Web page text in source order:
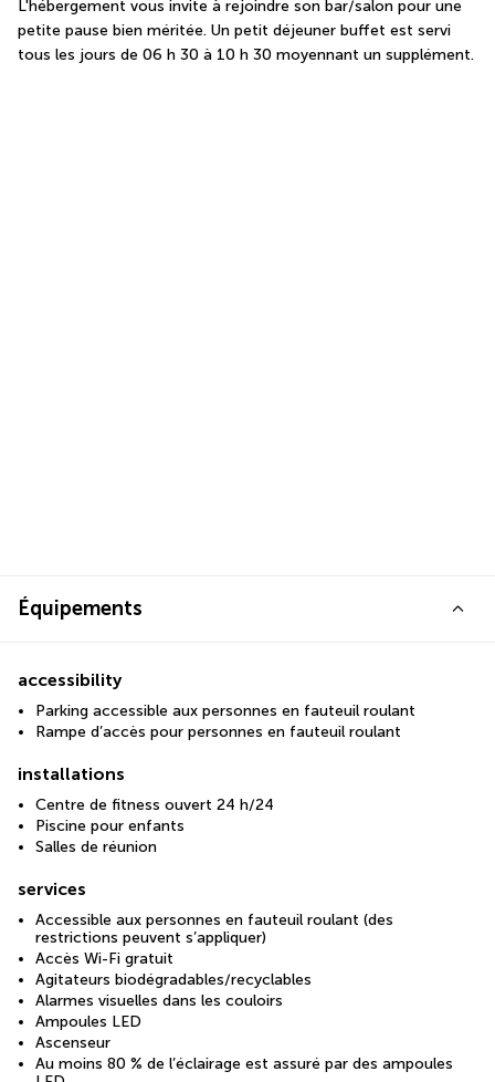
L'hébergement vous invite à rejoindre son bar/salon pour une
petite pause bien méritée. Un petit déjeuner buffet est servi
tous les jours de 06 h 30 à 10 h 30 moyennant un supplément.
Équipements
accessibility
Parking accessible aux personnes en fauteuil roulant
Rampe d’accès pour personnes en fauteuil roulant
installations
Centre de fitness ouvert 24 h/24
Piscine pour enfants
Salles de réunion
services
Accessible aux personnes en fauteuil roulant (des
restrictions peuvent s’appliquer)
Accès Wi-Fi gratuit
Agitateurs biodégradables/recyclables
Alarmes visuelles dans les couloirs
Ampoules LED
Ascenseur
Au moins 80 % de l’éclairage est assuré par des ampoules